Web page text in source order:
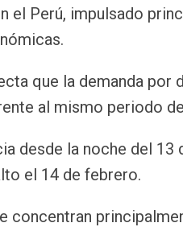
el Perú, impulsado
que la demanda por
al mismo periodo
desde la noche del
el 14 de febrero.
concentran